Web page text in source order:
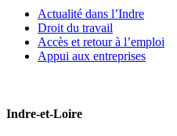
Actualité dans l’Indre
Droit du travail
Accès et retour à l’emploi
Appui aux entreprises
Indre-et-Loire